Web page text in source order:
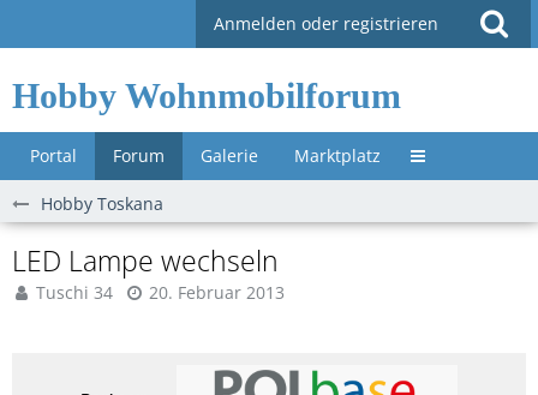
Anmelden oder registrieren
Hobby Wohnmobilforum
Portal Forum Galerie Marktplatz Untermenü »
Hobby Toskana
LED Lampe wechseln
Tuschi 34 20. Februar 2013